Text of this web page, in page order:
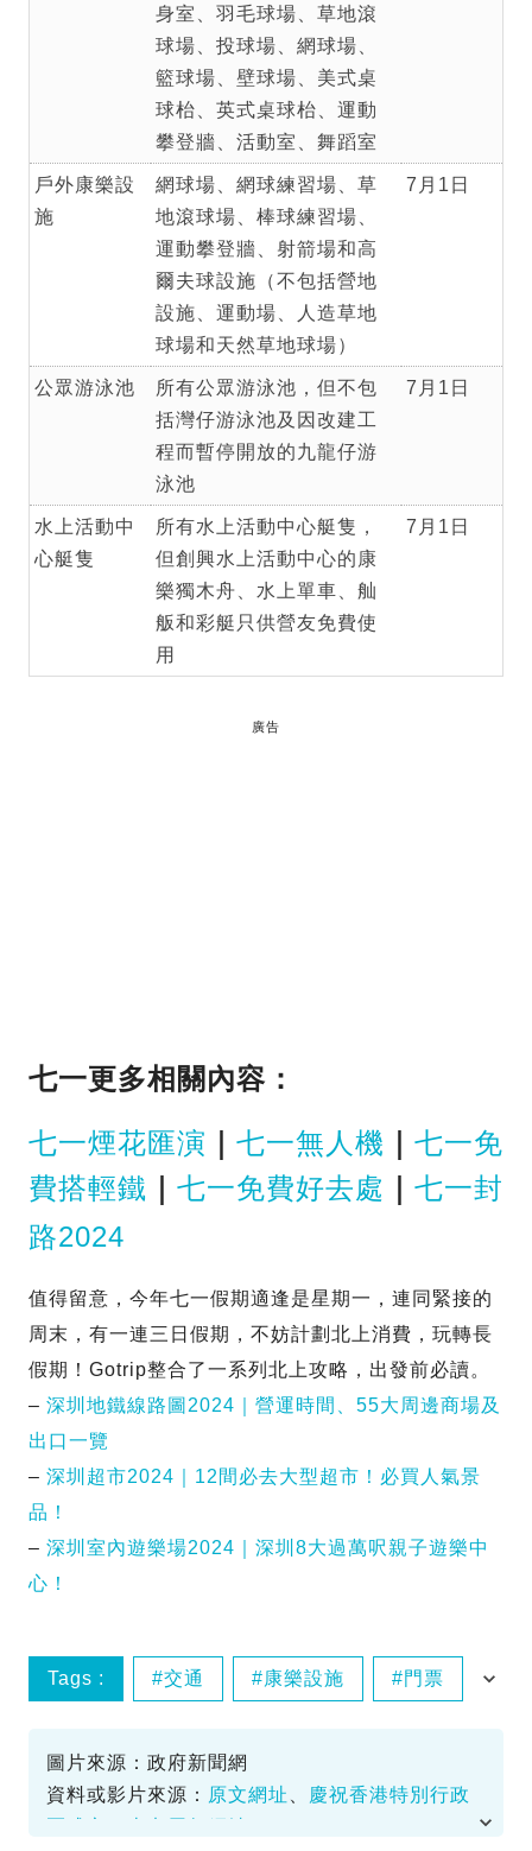
身室、羽毛球場、草地滾
球場、投球場、網球場、
籃球場、壁球場、美式桌
球枱、英式桌球枱、運動
攀登牆、活動室、舞蹈室
戶外康樂設
施
網球場、網球練習場、草
地滾球場、棒球練習場、
運動攀登牆、射箭場和高
爾夫球設施（不包括營地
設施、運動場、人造草地
球場和天然草地球場）
7月1日
公眾游泳池
所有公眾游泳池，但不包
括灣仔游泳池及因改建工
程而暫停開放的九龍仔游
泳池
7月1日
水上活動中
心艇隻
所有水上活動中心艇隻，
但創興水上活動中心的康
樂獨木舟、水上單車、舢
舨和彩艇只供營友免費使
用
7月1日
廣告
七一更多相關內容：
七一煙花匯演 七一無人機
七一免
費搭輕鐵
七一免費好去處
七一封
路2024
值得留意，今年七一假期適逢是星期一，連同緊接的
周末，有一連三日假期，不妨計劃北上消費，玩轉長
假期！Gotrip整合了一系列北上攻略，出發前必讀。
– 深圳地鐵線路圖2024｜營運時間、55大周邊商場及
出口一覽
– 深圳超市2024｜12間必去大型超市！必買人氣景
品！
– 深圳室內遊樂場2024｜深圳8大過萬呎親子遊樂中
心！
Tags : 交通 康樂設施 門票
圖片來源：政府新聞網
資料或影片來源： 原文網址
慶祝香港特別行政